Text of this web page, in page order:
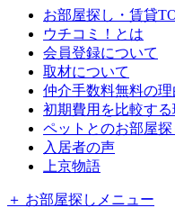
お部屋探し・賃貸
ウチコミ！とは
会員登録について
取材について
仲介手数料無料の理
初期費用を比較する
ペットとのお部屋探
入居者の声
上京物語
＋ お部屋探しメニュー